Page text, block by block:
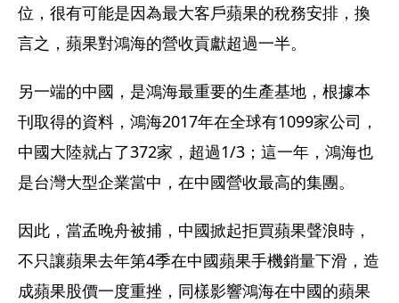
位，很有可能是因為最大客戶蘋果的稅務安排，換
言之，蘋果對鴻海的營收貢獻超過一半。
另一端的中國，是鴻海最重要的生產基地，根據本
刊取得的資料，鴻海2017年在全球有1099家公司，
中國大陸就占了372家，超過1/3；這一年，鴻海也
是台灣大型企業當中，在中國營收最高的集團。
因此，當孟晚舟被捕，中國掀起拒買蘋果聲浪時，
不只讓蘋果去年第4季在中國蘋果手機銷量下滑，造
成蘋果股價一度重挫，同樣影響鴻海在中國的蘋果